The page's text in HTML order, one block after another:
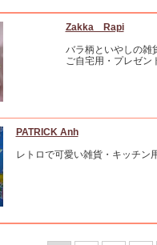
Zakka Rapi
バラ柄といやしの雑
ご自宅用・プレゼン
PATRICK Anh
レトロで可愛い雑貨・キッチン